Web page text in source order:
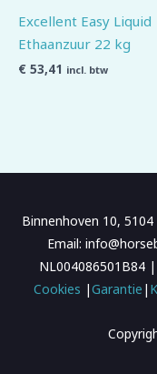
Excellent Easy Liquid
Ethaanzuur 22 kg
€ 53,41 incl. btw
Binnenhoven 10,
Email:
NL004086501B84 |
Cookies |Garantie |